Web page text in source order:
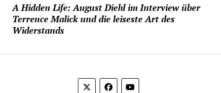
A Hidden Life: August Diehl im Interview über
Terrence Malick und die leiseste Art des
Widerstands